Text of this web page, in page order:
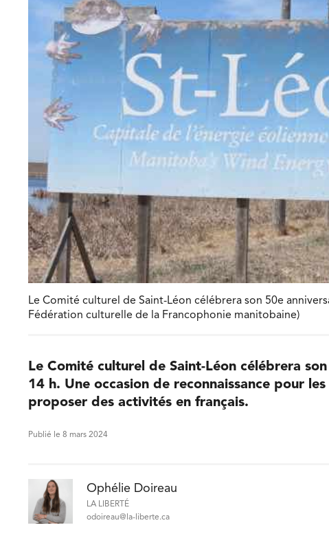
Le Comité culturel de Saint-Léon célébrera son 50e
Fédération culturelle de la Francophonie manitobaine)
Le Comité culturel de Saint-Léon célébrera
14 h. Une occasion de reconnaissance pour
proposer des activités en français.
Publié le 8 mars 2024
Ophélie Doireau
LA LIBERTÉ
odoireau@la-liberte.ca